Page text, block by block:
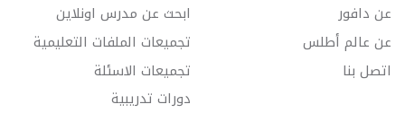
عن دافور
عن عالم أطلس
اتصل بنا
ابحث عن مدرس اونلاين
تجميعات الملفات التعليمية
تجميعات الاسئلة
دورات تدريبية